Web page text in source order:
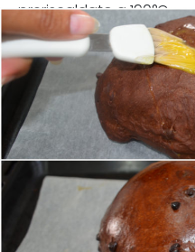
preriscaldato a 190°C.